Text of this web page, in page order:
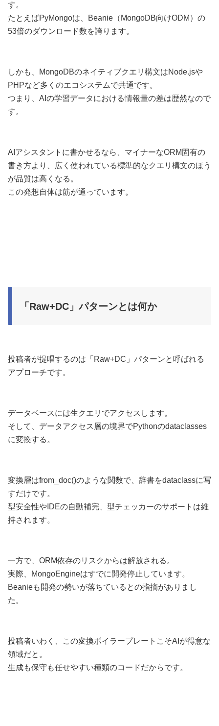
す。
たとえばPyMongoは、Beanie（MongoDB向けODM）の
53倍のダウンロード数を誇ります。
しかも、MongoDBのネイティブクエリ構文はNode.jsや
PHPなど多くのエコシステムで共通です。
つまり、AIの学習データにおける情報量の差は歴然なので
す。
AIアシスタントに書かせるなら、マイナーなORM固有の
書き方より、広く使われている標準的なクエリ構文のほう
が品質は高くなる。
この発想自体は筋が通っています。
「Raw+DC」パターンとは何か
投稿者が提唱するのは「Raw+DC」パターンと呼ばれる
アプローチです。
データベースには生クエリでアクセスします。
そして、データアクセス層の境界でPythonのdataclasses
に変換する。
変換層はfrom_doc()のような関数で、辞書をdataclassに写
すだけです。
型安全性やIDEの自動補完、型チェッカーのサポートは維
持されます。
一方で、ORM依存のリスクからは解放される。
実際、MongoEngineはすでに開発停止しています。
Beanieも開発の勢いが落ちているとの指摘がありまし
た。
投稿者いわく、この変換ボイラープレートこそAIが得意な
領域だと。
生成も保守も任せやすい種類のコードだからです。